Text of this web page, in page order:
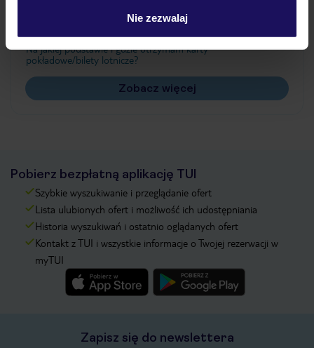
Nie zezwalaj
Jak zmienić uczestników/osobę zgłaszającą?
Na jakiej podstawie i gdzie otrzymam karty
pokładowe/bilety lotnicze?
Zobacz więcej
Pobierz bezpłatną aplikację TUI
Szybkie wyszukiwanie i przeglądanie ofert
Lista ulubionych ofert i możliwość ich udostępniania
Historia wyszukiwań i ostatnio oglądanych ofert
Kontakt z TUI i wszystkie informacje o Twojej rezerwacji w
myTUI
Zapisz się do newslettera